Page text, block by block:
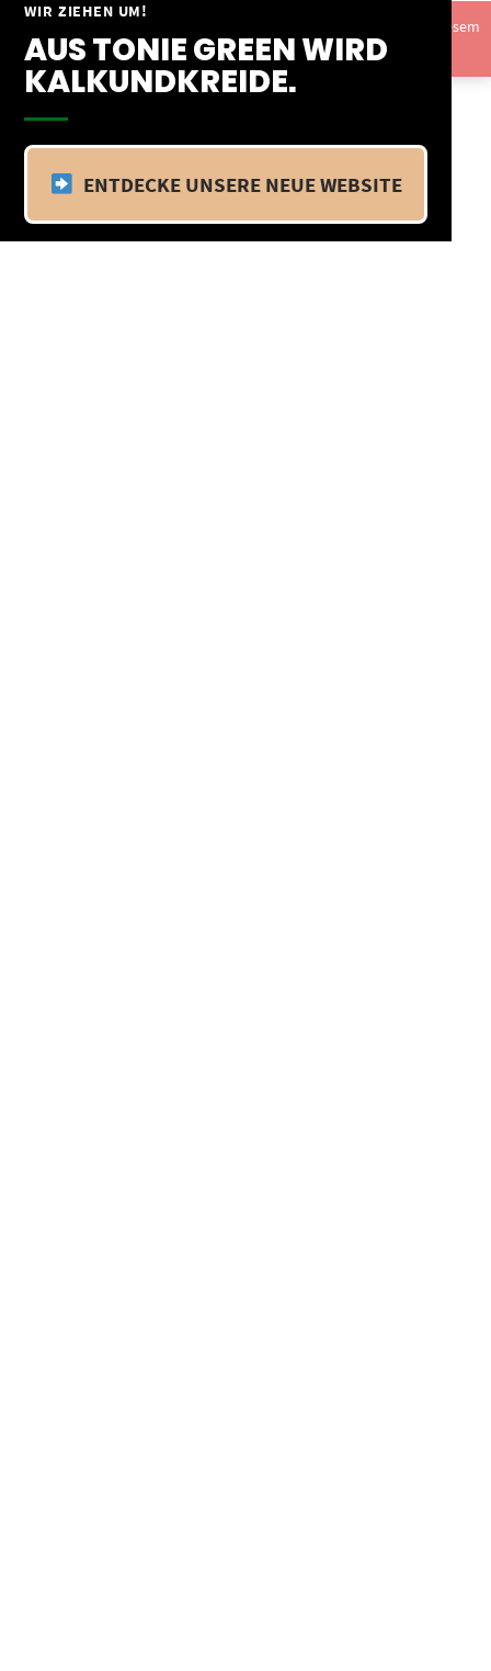
WIR ZIEHEN UM!
AUS TONIE GREEN WIRD
KALKUNDKREIDE.
ENTDECKE UNSERE NEUE WEBSITE
Springe
Inhalt
Vom 09.04.25 - 20.04.25 befinden wir uns im Betriebsurlaub. In diesem
Zeitraum findet kein Versand statt.Ausblenden